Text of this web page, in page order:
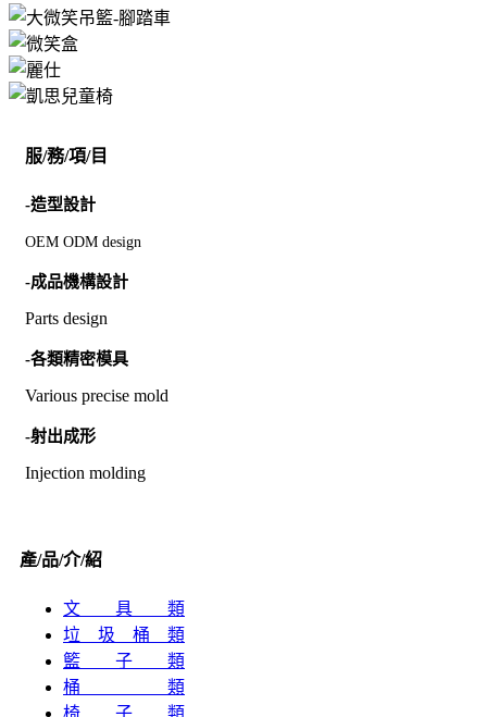
服/務/項/目
-造型設計
OEM ODM design
-成品機構設計
Parts design
-各類精密模具
Various precise mold
-射出成形
Injection molding
產/品/介/紹
文 具 類
垃 圾 桶 類
籃 子 類
桶 類
椅 子 類